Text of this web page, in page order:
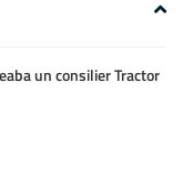
un consilier Tractor